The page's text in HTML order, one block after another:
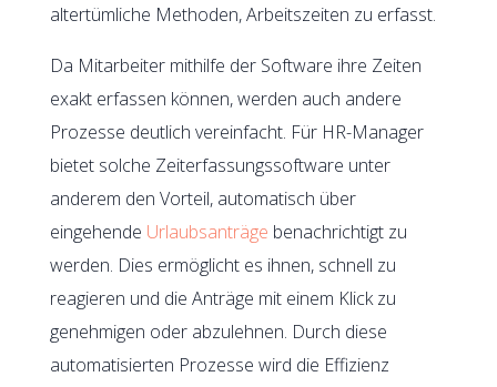
altertümliche Methoden, Arbeitszeiten zu erfasst.
Da Mitarbeiter mithilfe der Software ihre Zeiten
exakt erfassen können, werden auch andere
Prozesse deutlich vereinfacht. Für HR-Manager
bietet solche Zeiterfassungssoftware unter
anderem den Vorteil, automatisch über
eingehende Urlaubsanträge benachrichtigt zu
werden. Dies ermöglicht es ihnen, schnell zu
reagieren und die Anträge mit einem Klick zu
genehmigen oder abzulehnen. Durch diese
automatisierten Prozesse wird die Effizienz